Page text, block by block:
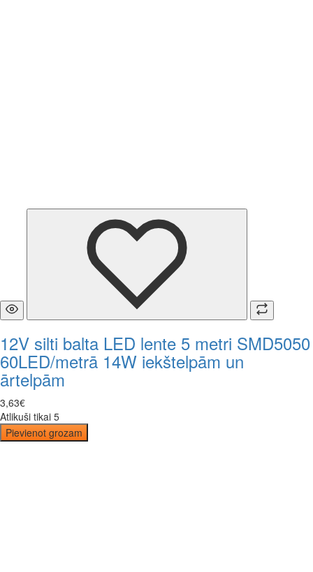
12V silti balta LED lente 5 metri SMD5050
60LED/metrā 14W iekštelpām un
ārtelpām
3,63€
Atlikuši tikai 5
Pievienot grozam